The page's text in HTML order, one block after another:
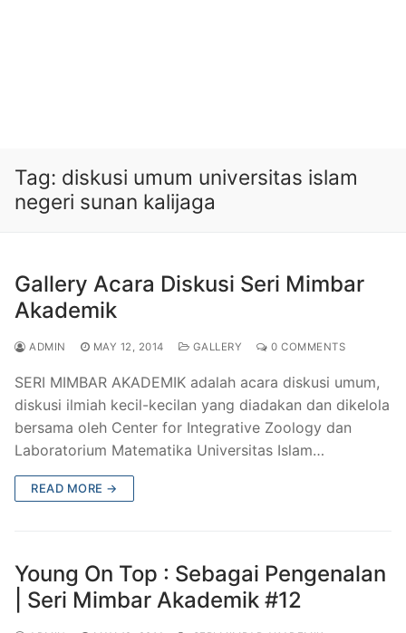
Tag: diskusi umum universitas islam
negeri sunan kalijaga
Gallery Acara Diskusi Seri Mimbar
Akademik
ADMIN MAY 12, 2014 GALLERY 0 COMMENTS
SERI MIMBAR AKADEMIK adalah acara diskusi umum,
diskusi ilmiah kecil-kecilan yang diadakan dan dikelola
bersama oleh Center for Integrative Zoology dan
Laboratorium Matematika Universitas Islam…
READ MORE →
Young On Top : Sebagai Pengenalan
| Seri Mimbar Akademik #12